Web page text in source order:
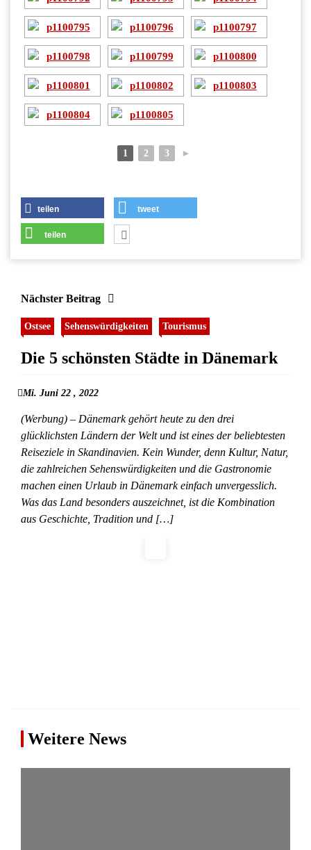
1 2 3 ►
teilen tweet
teilen
Nächster Beitrag
Ostsee Sehenswürdigkeiten Tourismus
Die 5 schönsten Städte in Dänemark
Mi. Juni 22 , 2022
(Werbung) – Dänemark gehört heute zu den drei
glücklichsten Ländern der Welt und ist eines der beliebtesten
Reiseziele in Skandinavien. Kein Wunder, denn Kultur, Natur,
die zahlreichen Sehenswürdigkeiten und die Gastronomie
machen einen Urlaub in Dänemark einfach unvergesslich.
Was das Land besonders auszeichnet, ist die Kombination
aus Geschichte, Tradition und […]
Weitere News